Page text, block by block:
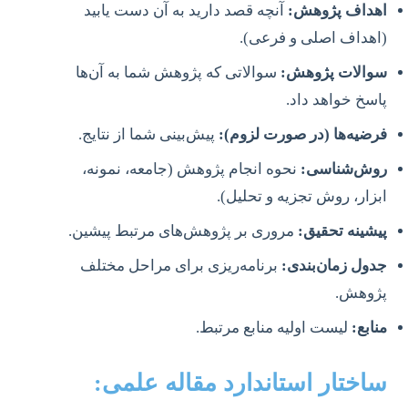
اهداف پژوهش: آنچه قصد دارید به آن دست یابید
(اهداف اصلی و فرعی).
سوالات پژوهش: سوالاتی که پژوهش شما به آن‌ها
پاسخ خواهد داد.
فرضیه‌ها (در صورت لزوم): پیش‌بینی شما از نتایج.
روش‌شناسی: نحوه انجام پژوهش (جامعه، نمونه،
ابزار، روش تجزیه و تحلیل).
پیشینه تحقیق: مروری بر پژوهش‌های مرتبط پیشین.
جدول زمان‌بندی: برنامه‌ریزی برای مراحل مختلف
پژوهش.
منابع: لیست اولیه منابع مرتبط.
ساختار استاندارد مقاله علمی: